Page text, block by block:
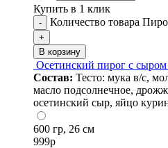
Купить в 1 клик
- Количество товара
+
В корзину
Осетинский пирог с
Состав: Тесто: мука в/с,
масло подсолнечное,
осетинский сыр, яйцо
600 гр, 26 см
999р